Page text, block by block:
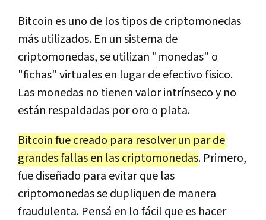
Bitcoin es uno de los tipos de criptomonedas
más utilizados. En un sistema de
criptomonedas, se utilizan "monedas" o
"fichas" virtuales en lugar de efectivo físico.
Las monedas no tienen valor intrínseco y no
están respaldadas por oro o plata.
Bitcoin fue creado para resolver un par de
grandes fallas en las criptomonedas. Primero,
fue diseñado para evitar que las
criptomonedas se dupliquen de manera
fraudulenta. Pensá en lo fácil que es hacer